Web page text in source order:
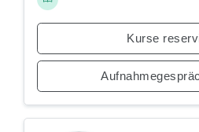
Kurse